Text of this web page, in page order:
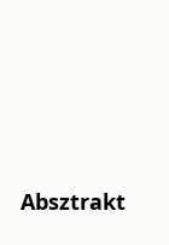
Absztrakt